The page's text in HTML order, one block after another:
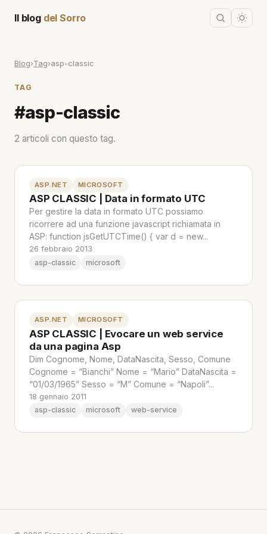
Il blog del Sorro
Blog›Tag›asp-classic
TAG
#asp-classic
2 articoli con questo tag.
ASP.NET MICROSOFT
ASP CLASSIC | Data in formato UTC
Per gestire la data in formato UTC possiamo
ricorrere ad una funzione javascript richiamata in
ASP: function jsGetUTCTime() { var d = new...
26 febbraio 2013
asp-classic
microsoft
ASP.NET MICROSOFT
ASP CLASSIC | Evocare un web service
da una pagina Asp
Dim Cognome, Nome, DataNascita, Sesso, Comune
Cognome = “Bianchi” Nome = “Mario” DataNascita =
“01/03/1965” Sesso = “M” Comune = “Napoli”...
18 gennaio 2011
asp-classic
microsoft web-service